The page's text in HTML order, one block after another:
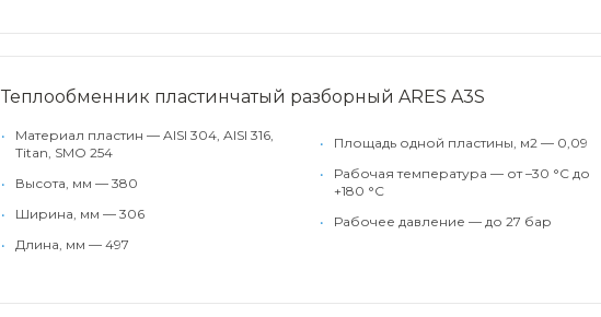
Теплообменник пластинчатый разборный ARES A3S
•
Материал пластин — AISI 304, AISI 316,
Titan, SMO 254
•
Высота, мм — 380
•
Ширина, мм — 306
•
Длина, мм — 497
•
Площадь одной пластины, м2 — 0,09
•
Рабочая температура — от –30 °С до
+180 °С
•
Рабочее давление — до 27 бар